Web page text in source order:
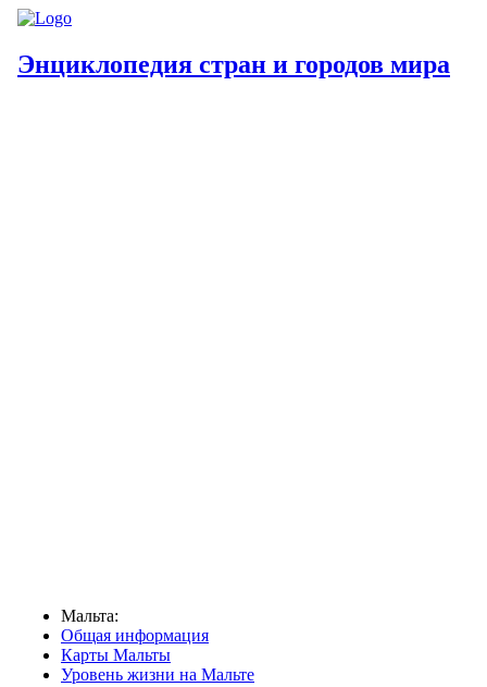
Энциклопедия стран и городов мира
Мальта:
Общая информация
Карты Мальты
Уровень жизни на Мальте